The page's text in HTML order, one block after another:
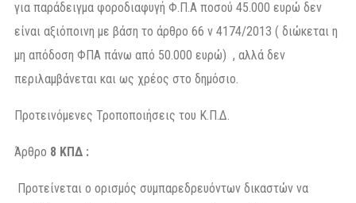
για παράδειγμα φοροδιαφυγή Φ.Π.Α ποσού 45.000 ευρώ δεν
είναι αξιόποινη με βάση το άρθρο 66 ν 4174/2013 ( διώκεται η
μη απόδοση ΦΠΑ πάνω από 50.000 ευρώ) , αλλά δεν
περιλαμβάνεται και ως χρέος στο δημόσιο.
Προτεινόμενες Τροποποιήσεις του Κ.Π.Δ.
Άρθρο 8 ΚΠΔ :
Προτείνεται ο ορισμός συμπαρεδρευόντων δικαστών να